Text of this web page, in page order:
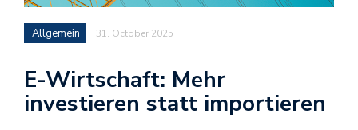
Allgemein 31. October 2025
E-Wirtschaft: Mehr
investieren statt importieren